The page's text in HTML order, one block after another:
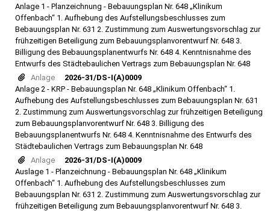
Anlage 1 - Planzeichnung - Bebauungsplan Nr. 648 „Klinikum
Offenbach“ 1. Aufhebung des Aufstellungsbeschlusses zum
Bebauungsplan Nr. 631 2. Zustimmung zum Auswertungsvorschlag zur
frühzeitigen Beteiligung zum Bebauungsplanvorentwurf Nr. 648 3.
Billigung des Bebauungsplanentwurfs Nr. 648 4. Kenntnisnahme des
Entwurfs des Städtebaulichen Vertrags zum Bebauungsplan Nr. 648
Anlage
2026-31/DS-I(A)0009
Anlage 2 - KRP - Bebauungsplan Nr. 648 „Klinikum Offenbach“ 1.
Aufhebung des Aufstellungsbeschlusses zum Bebauungsplan Nr. 631
2. Zustimmung zum Auswertungsvorschlag zur frühzeitigen Beteiligung
zum Bebauungsplanvorentwurf Nr. 648 3. Billigung des
Bebauungsplanentwurfs Nr. 648 4. Kenntnisnahme des Entwurfs des
Städtebaulichen Vertrags zum Bebauungsplan Nr. 648
Anlage
2026-31/DS-I(A)0009
Auslage 1 - Planzeichnung - Bebauungsplan Nr. 648 „Klinikum
Offenbach“ 1. Aufhebung des Aufstellungsbeschlusses zum
Bebauungsplan Nr. 631 2. Zustimmung zum Auswertungsvorschlag zur
frühzeitigen Beteiligung zum Bebauungsplanvorentwurf Nr. 648 3.